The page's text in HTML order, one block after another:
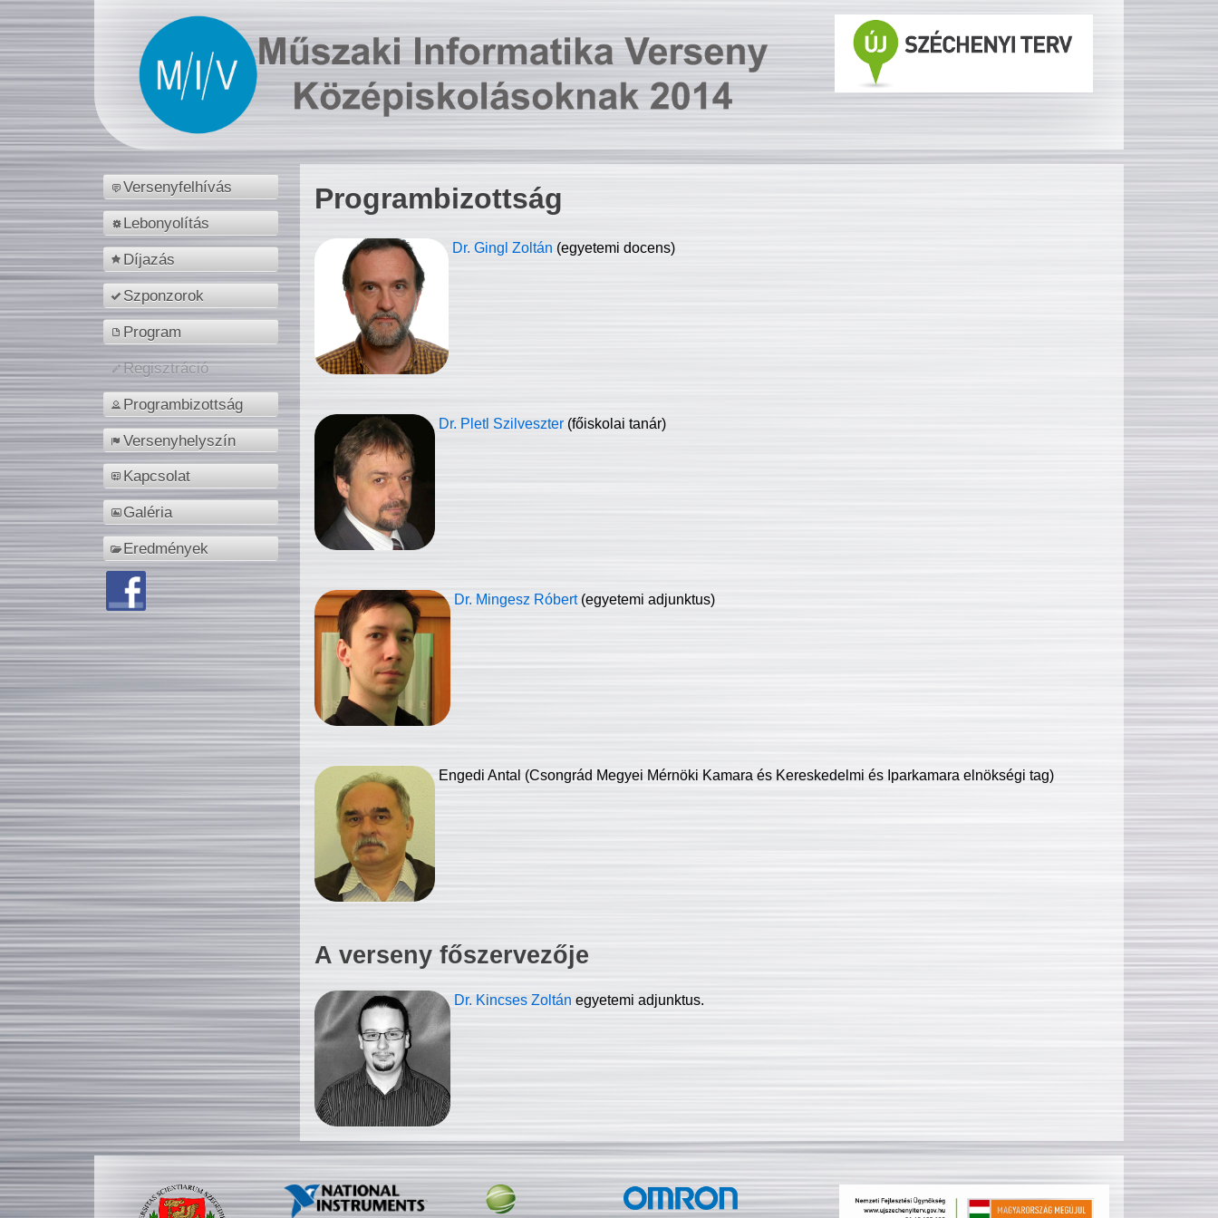
Versenyfelhívás
Lebonyolítás
Díjazás
Szponzorok
Program
Regisztráció
Programbizottság
Versenyhelyszín
Kapcsolat
Galéria
Eredmények
Programbizottság
Dr. Gingl Zoltán (egyetemi docens)
Dr. Pletl Szilveszter (főiskolai tanár)
Dr. Mingesz Róbert (egyetemi adjunktus)
Engedi Antal (Csongrád Megyei Mérnöki Kamara és Kereskedelmi és Iparkamara elnökségi tag)
A verseny főszervezője
Dr. Kincses Zoltán egyetemi adjunktus.